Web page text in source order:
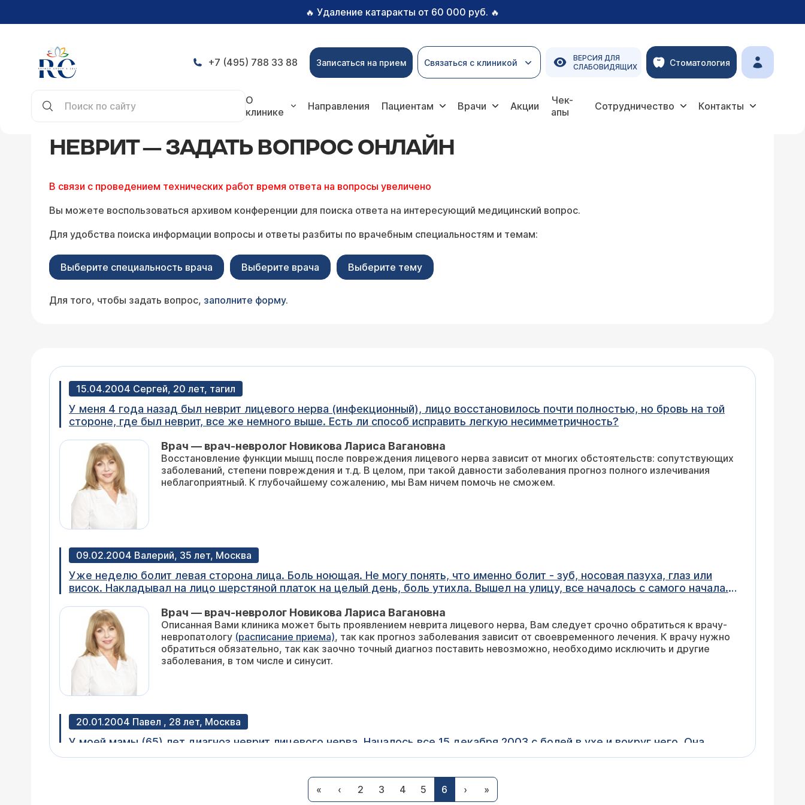
🔥 Удаление катаракты от 60 000 руб. 🔥
+7 (495) 788 33 88 Записаться на прием Связаться с клиникой
ВЕРСИЯ ДЛЯ
СЛАБОВИДЯЩИХ
Стоматология
О
клинике
Направления Пациентам Врачи Акции
Чек-
апы
Сотрудничество Контакты
НЕВРИТ — ЗАДАТЬ ВОПРОС ОНЛАЙН
В связи с проведением технических работ время ответа на вопросы увеличено
Вы можете воспользоваться архивом конференции для поиска ответа на интересующий медицинский вопрос.
Для удобства поиска информации вопросы и ответы разбиты по врачебным специальностям и темам:
Выберите специальность врача Выберите врача Выберите тему
Для того, чтобы задать вопрос, заполните форму.
15.04.2004 Сергей, 20 лет, тагил
У меня 4 года назад был неврит лицевого нерва (инфекционный), лицо восстановилось почти полностью, но бровь на той
стороне, где был неврит, все же немного выше. Есть ли способ исправить легкую несимметричность?
Врач — врач-невролог Новикова Лариса Вагановна
Восстановление функции мышц после повреждения лицевого нерва зависит от многих обстоятельств: сопутствующих
заболеваний, степени повреждения и т.д. В целом, при такой давности заболевания прогноз полного излечивания
неблагоприятный. К глубочайшему сожалению, мы Вам ничем помочь не сможем.
09.02.2004 Валерий, 35 лет, Москва
Уже неделю болит левая сторона лица. Боль ноющая. Не могу понять, что именно болит - зуб, носовая пазуха, глаз или
висок. Накладывал на лицо шерстяной платок на целый день, боль утихла. Вышел на улицу, все началось с самого начала.
вылечить?
Врач — врач-невролог Новикова Лариса Вагановна
Описанная Вами клиника может быть проявлением неврита лицевого нерва, Вам следует срочно обратиться к врачу-
невропатологу (расписание приема), так как прогноз заболевания зависит от своевременного лечения. К врачу нужно
обратиться обязательно, так как заочно точный диагноз поставить невозможно, необходимо исключить и другие
заболевания, в том числе и синусит.
20.01.2004 Павел , 28 лет, Москва
У моей мамы (65) лет диагноз неврит лицевого нерва. Началось все 15 декабря 2003 с болей в ухе и вокруг него. Она
обратилась в поликлинику, где врачи установили в ухе герпетическую инфекцию. Было начато лечение. Сделано 20 уколов
пила таблетки трентала и ацикловира. Острые боли прошли. На 20 день заболевания маму положили в стационар, где
Врач — врач-невролог Новикова Лариса Вагановна
В течение первых 3-4 месяцев, иногда до 6 месяцев возможно восстановление, правда в более медленном темпе,
« ‹ 2 3 4 5 6 › »